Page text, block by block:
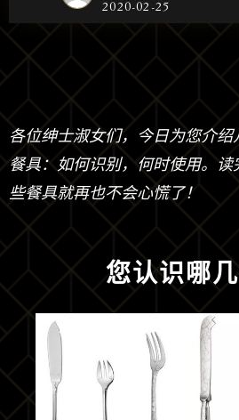
2020-02-25
各位绅士淑女们，今日为您介
餐具：如何识别，何时使用。读
些餐具就再也不会心慌了！
您认识哪